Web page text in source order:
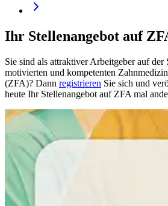
Ihr Stellenangebot auf
Sie sind als attraktiver Arbeitgeber auf der
motivierten und kompetenten
(ZFA)? Dann registrieren Sie sich und
heute Ihr Stellenangebot auf ZFA mal